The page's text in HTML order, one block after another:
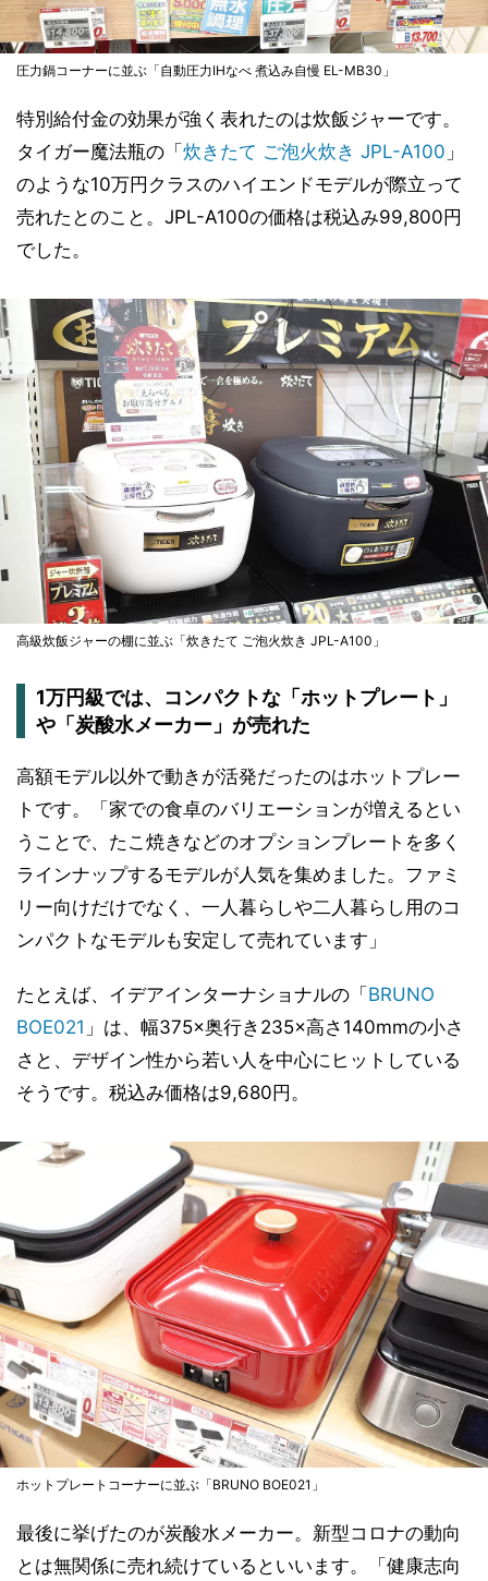
圧力鍋コーナーに並ぶ「自動圧力IHなべ 煮込み自慢 EL-MB30」
特別給付金の効果が強く表れたのは炊飯ジャーです。
タイガー魔法瓶の「炊きたて ご泡火炊き JPL-A100 」
のような10万円クラスのハイエンドモデルが際立って
売れたとのこと。JPL-A100の価格は税込み99,800円
でした。
高級炊飯ジャーの棚に並ぶ「炊きたて ご泡火炊き JPL-A100」
1万円級では、コンパクトな「ホットプレート」
や「炭酸水メーカー」が売れた
高額モデル以外で動きが活発だったのはホットプレー
トです。「家での食卓のバリエーションが増えるとい
うことで、たこ焼きなどのオプションプレートを多く
ラインナップするモデルが人気を集めました。ファミ
リー向けだけでなく、一人暮らしや二人暮らし用のコ
ンパクトなモデルも安定して売れています」
たとえば、イデアインターナショナルの「 BRUNO
BOE021 」は、幅375×奥行き235×高さ140mmの小さ
さと、デザイン性から若い人を中心にヒットしている
そうです。税込み価格は9,680円。
ホットプレートコーナーに並ぶ「BRUNO BOE021」
最後に挙げたのが炭酸水メーカー。新型コロナの動向
とは無関係に売れ続けているといいます。「健康志向